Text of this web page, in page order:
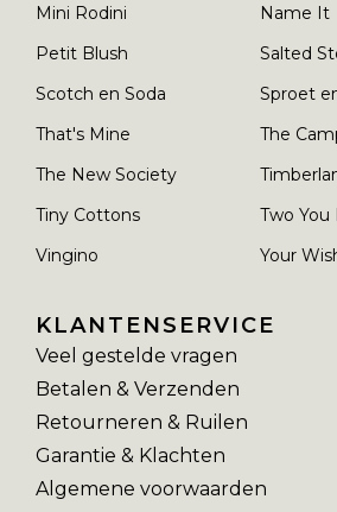
Mini Rodini
Name It
Petit Blush
Salted
Scotch en Soda
Sproet
That's Mine
The
The New Society
Tiny Cottons
Two You
Vingino
Your
KLANTENSERVICE
Veel gestelde vragen
Betalen & Verzenden
Retourneren & Ruilen
Garantie & Klachten
Algemene voorwaarden